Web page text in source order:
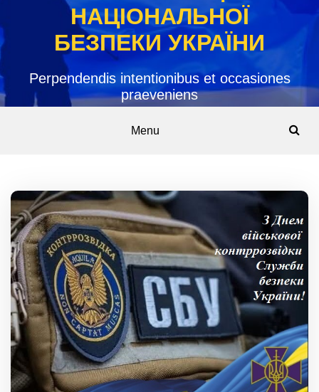
НАЦІОНАЛЬНОЇ
БЕЗПЕКИ УКРАЇНИ
Perpendendis intentionibus et occasiones
praeveniens
Menu